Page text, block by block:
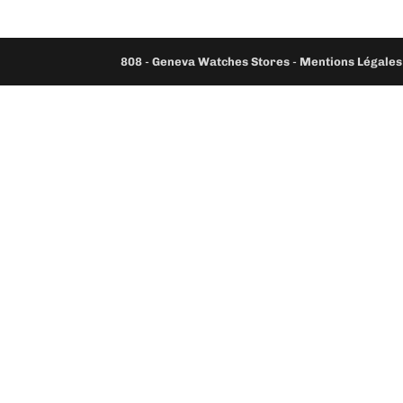
808 -Geneva Watches Stores - Mentions